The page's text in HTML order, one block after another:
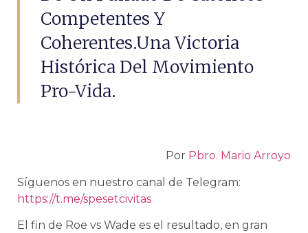
Competentes Y
Coherentes.una Victoria
Histórica Del Movimiento
Pro-Vida.
Por Pbro. Mario Arroyo
Síguenos en nuestro canal de Telegram:
https://t.me/spesetcivitas
El fin de Roe vs Wade es el resultado, en gran